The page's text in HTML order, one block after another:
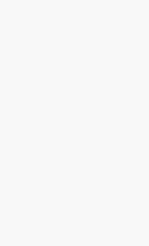
る難易度とは離
かったため。